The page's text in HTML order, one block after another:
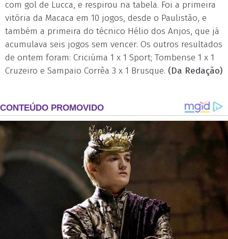
com gol de Lucca, e respirou na tabela. Foi a primeira
vitória da Macaca em 10 jogos, desde o Paulistão, e
também a primeira do técnico Hélio dos Anjos, que já
acumulava seis jogos sem vencer. Os outros resultados
de ontem foram: Criciúma 1 x 1 Sport; Tombense 1 x 1
Cruzeiro e Sampaio Corrêa 3 x 1 Brusque. (Da Redação)